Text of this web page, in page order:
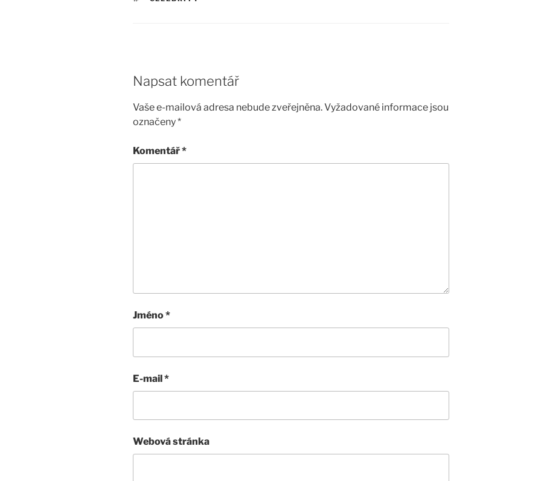
Napsat komentář
Vaše e-mailová adresa nebude zveřejněna.Vyžadované informace jsou
označeny*
Komentář*
Jméno*
E-mail*
Webová stránka